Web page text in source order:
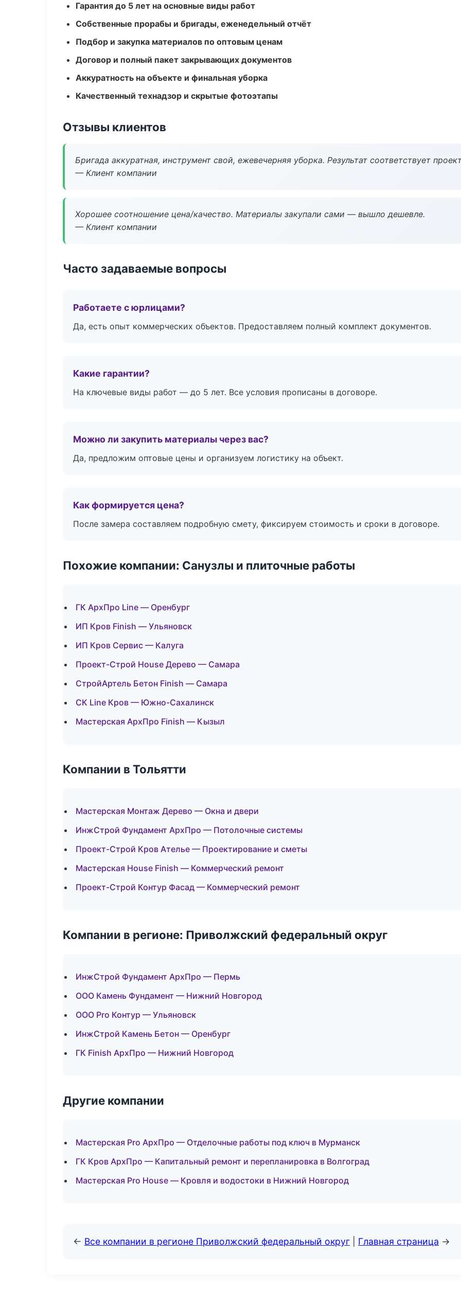
Гарантия до 5 лет на основные виды работ
Собственные прорабы и бригады, еженедельный отчёт
Подбор и закупка материалов по оптовым ценам
Договор и полный пакет закрывающих документов
Аккуратность на объекте и финальная уборка
Качественный технадзор и скрытые фотоэтапы
Отзывы клиентов
Бригада аккуратная, инструмент свой, ежевечерняя уборка. Результат соответствует
— Клиент компании
Хорошее соотношение цена/качество. Материалы закупали сами — вышло дешевле.
— Клиент компании
Часто задаваемые вопросы
Работаете с юрлицами?
Да, есть опыт коммерческих объектов. Предоставляем полный комплект документов.
Какие гарантии?
На ключевые виды работ — до 5 лет. Все условия прописаны в договоре.
Можно ли закупить материалы через вас?
Да, предложим оптовые цены и организуем логистику на объект.
Как формируется цена?
После замера составляем подробную смету, фиксируем стоимость и сроки в договоре.
Похожие компании: Санузлы и плиточные работы
ГК АрхПро Line — Оренбург
ИП Кров Finish — Ульяновск
ИП Кров Сервис — Калуга
Проект-Строй House Дерево — Самара
СтройАртель Бетон Finish — Самара
СК Line Кров — Южно-Сахалинск
Мастерская АрхПро Finish — Кызыл
Компании в Тольятти
Мастерская Монтаж Дерево — Окна и двери
ИнжСтрой Фундамент АрхПро — Потолочные системы
Проект-Строй Кров Ателье — Проектирование и сметы
Мастерская House Finish — Коммерческий ремонт
Проект-Строй Контур Фасад — Коммерческий ремонт
Компании в регионе: Приволжский федеральный округ
ИнжСтрой Фундамент АрхПро — Пермь
ООО Камень Фундамент — Нижний Новгород
ООО Pro Контур — Ульяновск
ИнжСтрой Камень Бетон — Оренбург
ГК Finish АрхПро — Нижний Новгород
Другие компании
Мастерская Pro АрхПро — Отделочные работы под ключ в Мурманск
ГК Кров АрхПро — Капитальный ремонт и перепланировка в Волгоград
Мастерская Pro House — Кровля и водостоки в Нижний Новгород
← Все компании в регионе Приволжский федеральный округ Главная страница →